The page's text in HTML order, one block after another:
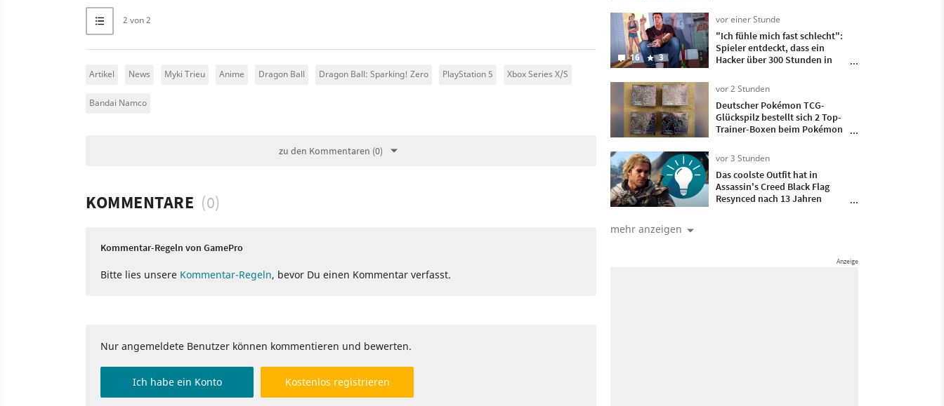
2 von 2
Artikel News Myki Trieu Anime Dragon Ball Dragon Ball: Sparking! Zero PlayStation 5 Xbox Series X/S
Bandai Namco
zu den Kommentaren (0)
KOMMENTARE (0)
Kommentar-Regeln von GamePro
Bitte lies unsere Kommentar-Regeln, bevor Du einen Kommentar verfasst.
Nur angemeldete Benutzer können kommentieren und bewerten.
Ich habe ein Konto Kostenlos registrieren
Realität wird
16 3
vor einer Stunde
"Ich fühle mich fast schlecht":
Spieler entdeckt, dass ein
Hacker über 300 Stunden in
und dieses Spiel hat er gezockt
vor 2 Stunden
Deutscher Pokémon TCG-
Glückspilz bestellt sich 2 Top-
Trainer-Boxen beim Pokémon
doppelt so viele geliefert
vor 3 Stunden
Das coolste Outfit hat in
Assassin's Creed Black Flag
Resynced nach 13 Jahren
mehr anzeigen